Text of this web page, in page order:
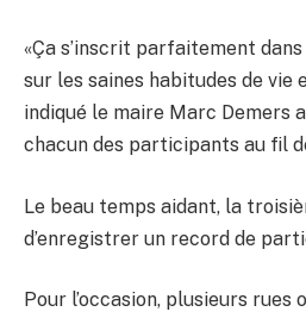
«Ça s’inscrit parfaitement
sur les saines habitudes de vie
indiqué le maire Marc Demers
chacun des participants au fil
Le beau temps aidant, la
d’enregistrer un record de
Pour l’occasion, plusieurs